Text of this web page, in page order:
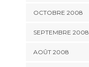
OCTOBRE 2008
SEPTEMBRE 2008
AOÛT 2008